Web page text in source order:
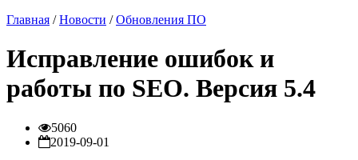
Главная /Новости /Обновления ПО
Исправление ошибок и
работы по SEO. Версия 5.4
5060
2019-09-01